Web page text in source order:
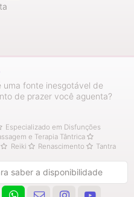
uma fonte inesgotável de
de prazer você aguenta?
Especializado em Disfunções
e Terapia Tântrica
Reiki Renascimento Tantra
saber a disponibilidade